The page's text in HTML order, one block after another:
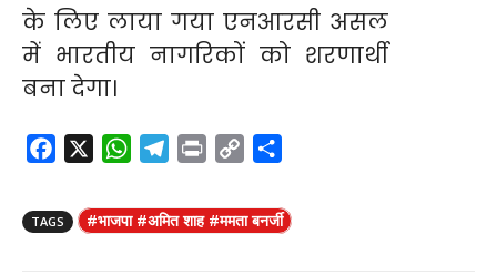
के लिए लाया गया एनआरसी असल
में भारतीय नागरिकों को शरणार्थी
बना देगा।
c
e
W
a
t
l
e
i
n
p
y
a
r
TAGS #भाजपा #अमित शाह #ममता बनर्जी